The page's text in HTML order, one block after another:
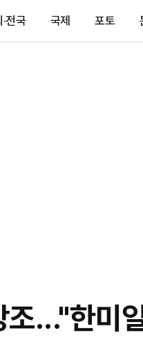
전국 국제 포토
..."한미